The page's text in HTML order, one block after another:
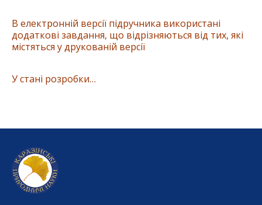
В електронній версії підручника використані
додаткові завдання, що відрізняються від тих, які
містяться у друкованій версії
У стані розробки…